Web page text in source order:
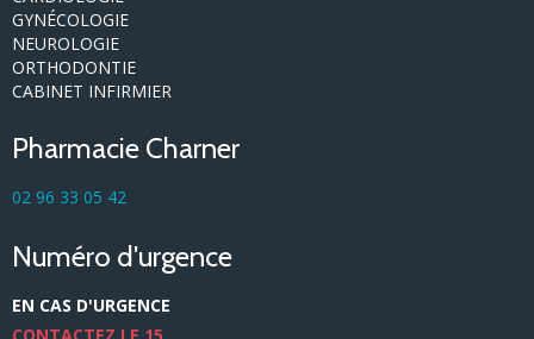
GYNÉCOLOGIE
NEUROLOGIE
ORTHODONTIE
CABINET INFIRMIER
Pharmacie Charner
02 96 33 05 42
Numéro d'urgence
EN CAS D'URGENCE
CONTACTEZ LE 15